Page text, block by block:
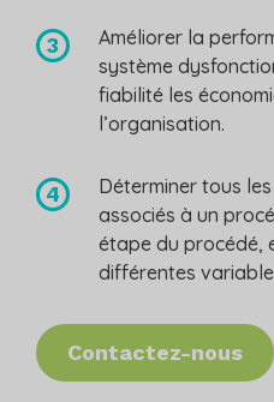
Améliorer la
système
fiabilité les
l’organisation.
Déterminer tous
associés à un
étape du procédé,
différentes
Contactez-nous